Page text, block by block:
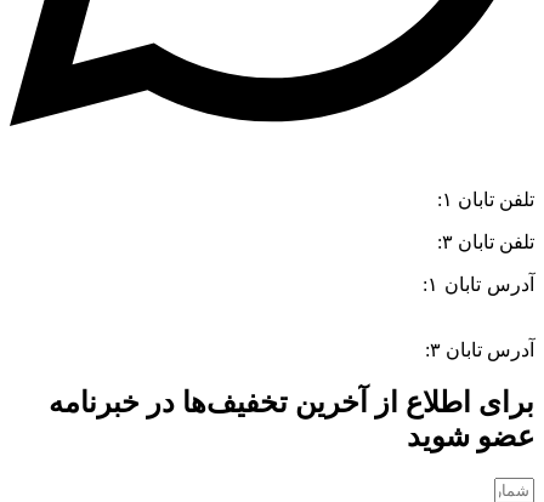
تلفن تابان ۱:
تلفن تابان ۳:
آدرس تابان ۱:
آدرس تابان ۳:
برای اطلاع از آخرین تخفیف‌ها در خبرنامه
عضو شوید